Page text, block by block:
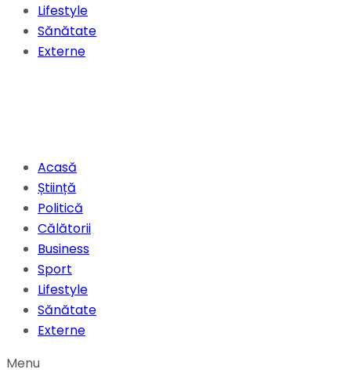
Lifestyle
Sănătate
Externe
Acasă
Știință
Politică
Călătorii
Business
Sport
Lifestyle
Sănătate
Externe
Menu